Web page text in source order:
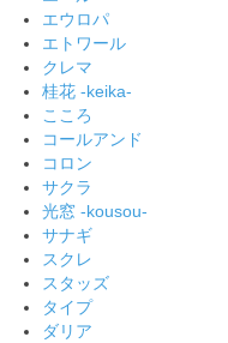
エウロパ
エトワール
クレマ
桂花 -keika-
こころ
コールアンド
コロン
サクラ
光窓 -kousou-
サナギ
スクレ
スタッズ
タイプ
ダリア